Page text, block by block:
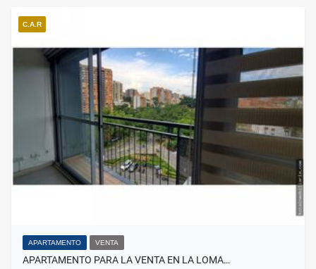
C.A.R
APARTAMENTO VENTA
APARTAMENTO PARA LA VENTA EN LA LOMA…